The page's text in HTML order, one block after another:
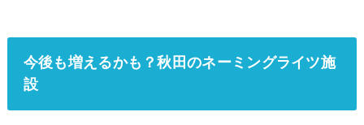
今後も増えるかも？秋田のネーミングライツ施
設